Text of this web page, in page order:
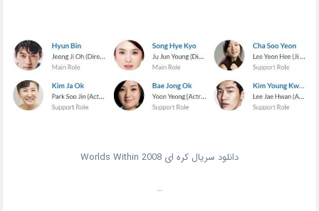
دانلود سریال کره ای Worlds Within 2008
…